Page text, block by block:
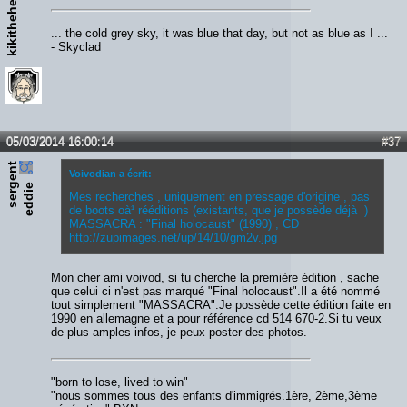
kikithehead
... the cold grey sky, it was blue that day, but not as blue as I ...
- Skyclad
#37
05/03/2014 16:00:14
s
e
rg
e
n
t
e
d
d
ie
Voivodian a écrit:
Mes recherches , uniquement en pressage d'origine , pas
de boots oà¹ rééditions (existants, que je possède déjà )
MASSACRA : "Final holocaust" (1990) , CD
http://zupimages.net/up/14/10/gm2v.jpg
Mon cher ami voivod, si tu cherche la première édition , sache
que celui ci n'est pas marqué "Final holocaust".Il a été nommé
tout simplement "MASSACRA".Je possède cette édition faite en
1990 en allemagne et a pour référence cd 514 670-2.Si tu veux
de plus amples infos, je peux poster des photos.
"born to lose, lived to win"
"nous sommes tous des enfants d'immigrés.1ère, 2ème,3ème